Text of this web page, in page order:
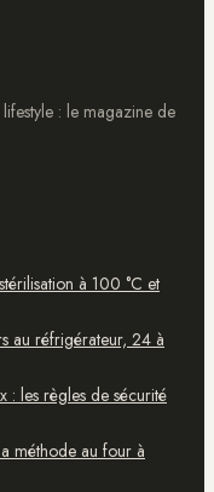
: le magazine de
à 100 °C et
au réfrigérateur, 24 à
: les règles de sécurité
méthode au four à